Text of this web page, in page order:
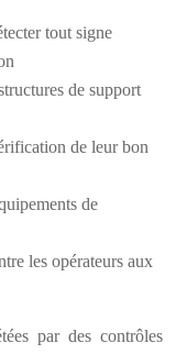
tout signe
de support
de leur bon
de
les opérateurs aux
par des contrôles